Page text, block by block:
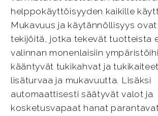
helppokäyttöisyyden kaikille
Mukavuus ja käytännöllisyys
tekijöitä, jotka tekevät tuotteista
valinnan monenlaisiin
kääntyvät tukikahvat ja
lisäturvaa ja mukavuutta. Lisäksi
automaattisesti säätyvät valot ja
kosketusvapaat hanat